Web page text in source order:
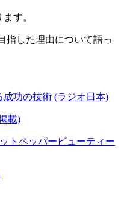
す。
指した理由について語っ
功の技術 (ラジオ日本)
載)
トペッパービューティー